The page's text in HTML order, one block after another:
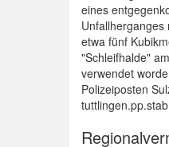
eines
etwa fünf
"Schleifhalde"
verwendet
Polizeiposten